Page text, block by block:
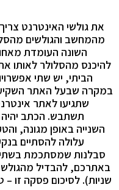
את גולשי האינטרנט
מהמחשב והגולשים
השונה העומדת
להיכנס מהסלולר לאותו
הביתי, יש שתי
במקרה שבעל האתר
שתגיעו לאתר
תשתבש. הכתב
השנייה באופן מגונה,
עלולה להסתיים
סבלנות שמסתכמת
שניות). לסיכום פסקה זו